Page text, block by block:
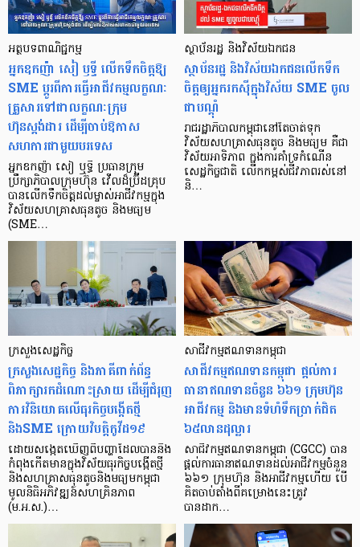
អត្ថបទពាណិជ្ជកម្ម
អ្នកឧកញ៉ា សៀ ឫទ្ធី លើកទឹកចិត្តឱ្យ
SME ប្តូរពីការធ្វើអាជីវកម្មលក្ខណៈ
គ្រួសារទៅជាលក្ខណៈក្រុម
ហ៊ុនស្ដង់ដារ ដើម្បីចាប់ឱកាស
សហការជាមួយបរទេស
អ្នកឧកញ៉ា សៀ ឬទ្ធី ប្រធានក្រុម
ប្រឹក្សាភិបាលក្រុមហ៊ុន វើលដ៏ប្រ៊ីដគ្រុប
បានលើកទឹកចិត្តដល់ម្ចាស់អាជីវកម្មក្នុង
វិស័យសហគ្រាសធុនតូច និងមធ្យម
(SME…
ស្ថាប័នរដ្ឋ និងវិស័យឯកជន
ស្ថាប័នរដ្ឋ និងវិស័យឯកជនលើកទឹក
ចិត្តឲ្យអ្នករកស៊ីក្នុងវិស័យ SME ចូល
ជាបណ្តុំ
រាជរដ្ឋាភិបាលកម្ពុជានៅតែចាត់ទុក
វិស័យសហគ្រាសធុនតូច និងមធ្យម គឺជា
វិស័យអាទិភាព ក្នុងការគាំទ្រកំណើន
សេដ្ឋកិច្ចជាតិ លើកកម្ពស់ជីវភាពរស់នៅ
និ…
ក្រសួងសេដ្ឋកិច្ច
ក្រសួងសេដ្ឋកិច្ច និងភាគីពាក់ព័ន្ធ
ពិភាក្សារកដំណោះស្រាយ ដើម្បីជំរុញ
ការវិនិយោគលើធុរកិច្ចបង្កើតថ្មី
និងSME ក្រោយវិបត្តិកូវីដ១៩
ដោយសង្កេតឃើញពីបញ្ហាដែលបាននិង
កំពុងកើតមានក្នុងវិស័យធុរកិច្ចបង្កើតថ្មី
និងសហគ្រាសធុនតូចនិងមធ្យមកម្ពុជា
មូលនិធិអភិវឌ្ឍន៍សហគ្រិនភាព
(ម.អ.ស.)…
សាជីវកម្មឥណទានកម្ពុជា
សាជីវកម្មឥណទានកម្ពុជា ផ្តល់ការ
ធានាឥណទានចំនួន ៦៦១ ក្រុមហ៊ុន
អាជីវកម្ម និងមានទំហំទឹកប្រាក់ជិត
៦៥លានដុល្លារ
សាជីវកម្មឥណទានកម្ពុជា (CGCC) បាន
ផ្តល់ការធានាឥណទានដល់អាជីវកម្មចំនួន
៦៦១ ក្រុមហ៊ុន និងអាជីវកម្មហើយ បើ
គិតចាប់តាំងពីគម្រោងនេះត្រូវ
បានដាក…